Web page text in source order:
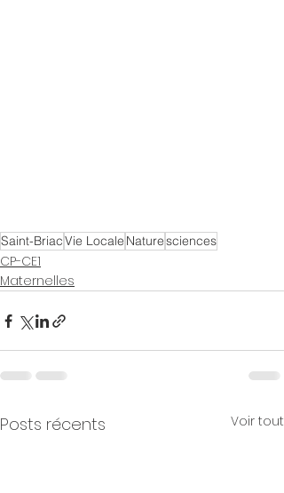
Saint-BriacVie Locale Naturesciences
CP-CE1
Maternelles
Posts récents Voir tout